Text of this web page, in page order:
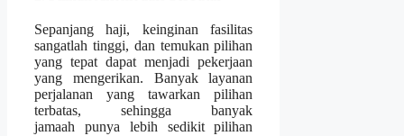
Sepanjang haji, keinginan fasilitas
sangatlah tinggi, dan temukan pilihan
yang tepat dapat menjadi pekerjaan
yang mengerikan. Banyak layanan
perjalanan yang tawarkan pilihan
terbatas, sehingga banyak
jamaah punya lebih sedikit pilihan